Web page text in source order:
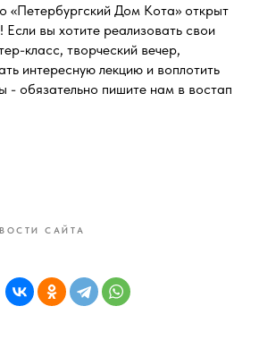
«Петербургский Дом Кота» открыт
Если вы хотите реализовать свои
класс, творческий вечер,
интересную лекцию и воплотить
- обязательно пишите нам в востап
САЙТА